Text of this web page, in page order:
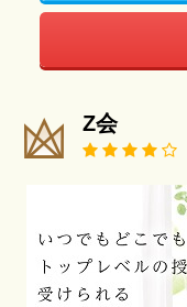
Z会